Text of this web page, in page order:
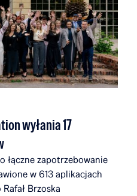
wyłania 17
łączne zapotrzebowanie
w 613 aplikacjach
Brzoska